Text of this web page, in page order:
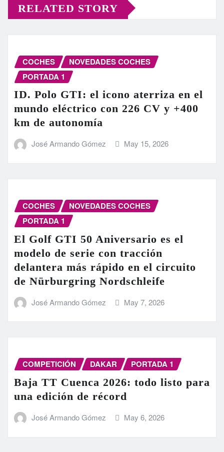
RELATED STORY
COCHES
NOVEDADES COCHES
PORTADA 1
ID. Polo GTI: el icono aterriza en el
mundo eléctrico con 226 CV y +400
km de autonomía
José Armando Gómez May 15, 2026
COCHES
NOVEDADES COCHES
PORTADA 1
El Golf GTI 50 Aniversario es el
modelo de serie con tracción
delantera más rápido en el circuito
de Nürburgring Nordschleife
José Armando Gómez May 7, 2026
COMPETICIÓN DAKAR PORTADA 1
Baja TT Cuenca 2026: todo listo para
una edición de récord
José Armando Gómez May 6, 2026